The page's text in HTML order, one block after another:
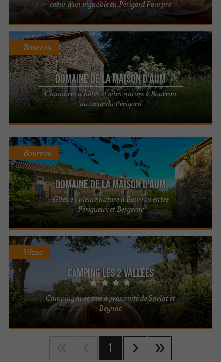
coeur d'un vignoble en Périgord Pourpre
Domaine de la Maison d'Aum
Chambres d’hôtes et gîtes nature à Bourrou
au cœur du Périgord
Bourrou
Domaine de la Maison d'Aum
Gîtes en pleine nature à Bourrou entre
Périgueux et Bergerac
Bourrou
Camping Les 2 Vallées
Camping avec vue à proximité de Sarlat et
Beynac
Vézac
1